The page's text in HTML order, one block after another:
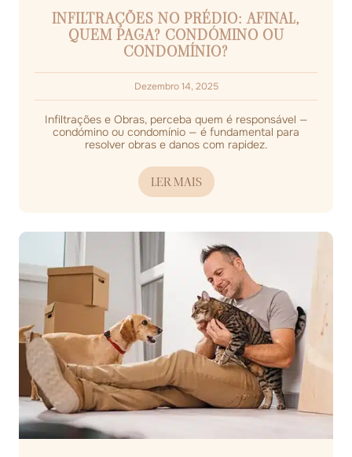
INFILTRAÇÕES NO PRÉDIO: AFINAL,
QUEM PAGA? CONDÓMINO OU
CONDOMÍNIO?
Dezembro 14, 2025
Infiltrações e Obras, perceba quem é responsável —
condómino ou condomínio — é fundamental para
resolver obras e danos com rapidez.
LER MAIS